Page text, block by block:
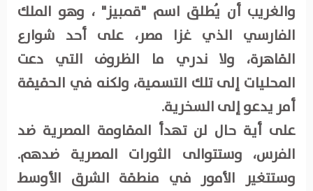
والغريب أن يُطلق اسم "قمبيز" ، وهو الملك
الفارسي الذي غزا مصر، على أحد شوارع
القاهرة، ولا ندري ما الظروف التي دعت
المحليات إلى تلك التسمية، ولكنه في الحقيقة
أمر يدعو إلى السخرية.
على أية حال لن تهدأ المقاومة المصرية ضد
الفرس، وستتوالى الثورات المصرية ضدهم.
وستتغير الأمور في منطقة الشرق الأوسط